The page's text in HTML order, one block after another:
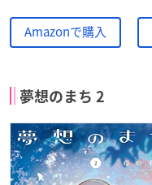
Amazonで購入
夢想のまち 2